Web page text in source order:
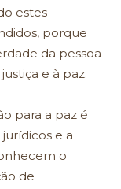
estes
porque
da pessoa
e à paz.
para a paz é
e a
o
de